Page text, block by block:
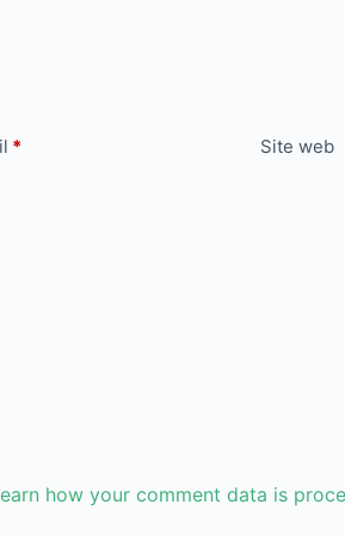
* Site web
how your comment data is